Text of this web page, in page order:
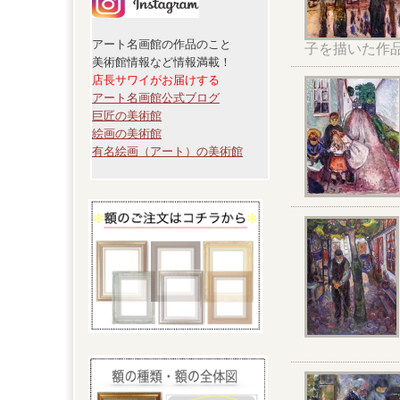
アート名画館の作品のこと
美術館情報など情報満載！
店長サワイがお届けする
アート名画館公式ブログ
巨匠の美術館
絵画の美術館
有名絵画（アート）の美術館
子を描いた作